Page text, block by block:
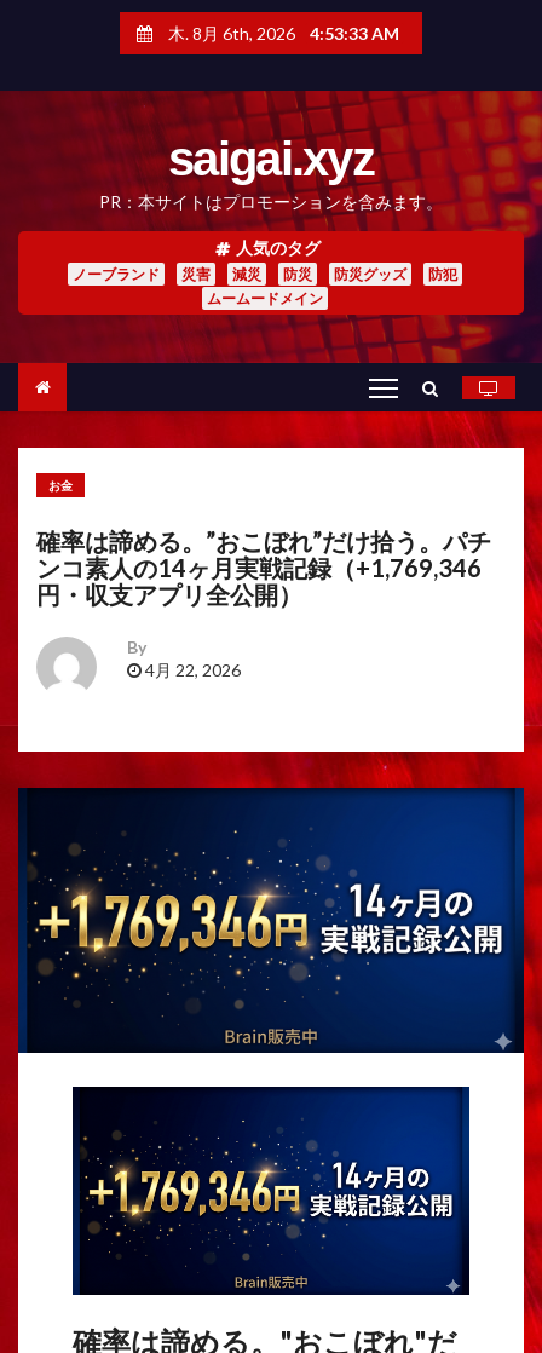
木. 8月 6th, 2026 4:53:35 AM
saigai.xyz
PR：本サイトはプロモーションを含みます。
人気のタグ
ノーブランド 災害 減災 防災 防災グッズ
防犯
ムームードメイン
お金
確率は諦める。”おこぼれ”だけ拾う。パチ
ンコ素人の14ヶ月実戦記録（+1,769,346
円・収支アプリ全公開）
By
4月 22, 2026
確率は諦める。"おこぼれ"だ